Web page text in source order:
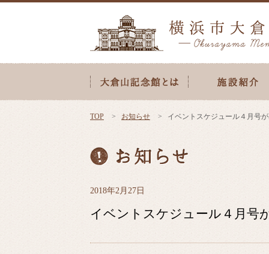
TOP お知らせ イベントスケジュール４月号
2018年2月27日
イベントスケジュール４月号